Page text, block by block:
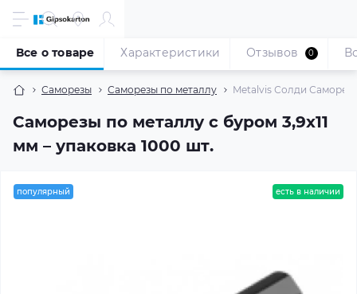
Саморезы Саморезы по металлу Metalvis Солди Саморез
Саморезы по металлу с буром 3,9x11
мм – упаковка 1000 шт.
Все о товаре Характеристики Отзывов 0
популярный есть в наличии